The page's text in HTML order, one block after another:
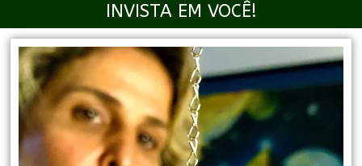
INVISTA EM VOCÊ!